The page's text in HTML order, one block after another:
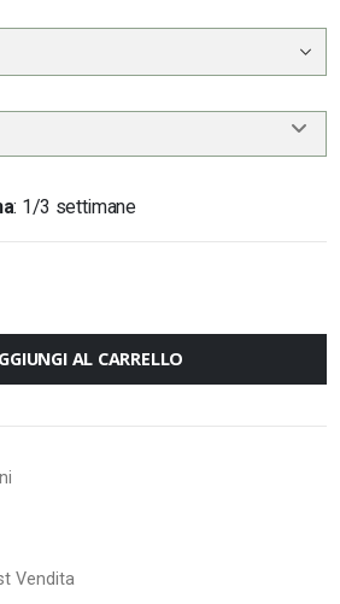
: 1/3 settimane
AL CARRELLO
Vendita